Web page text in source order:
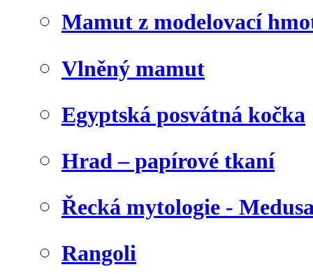
Mamut z modelovací
Vlněný mamut
Egyptská posvátná kočka
Hrad – papírové tkaní
Řecká mytologie -
Rangoli